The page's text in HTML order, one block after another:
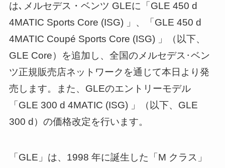
は､メルセデス・ベンツ GLEに「GLE 450 d
4MATIC Sports Core (ISG) 」、「GLE 450 d
4MATIC Coupé Sports Core (ISG) 」（以下、
GLE Core）を追加し、全国のメルセデス･ベン
ツ正規販売店ネットワークを通じて本日より発
売します。また、GLEのエントリーモデル
「GLE 300 d 4MATIC (ISG) 」（以下、GLE
300 d）の価格改定を行います。
「GLE」は、1998 年に誕生した「M クラス」